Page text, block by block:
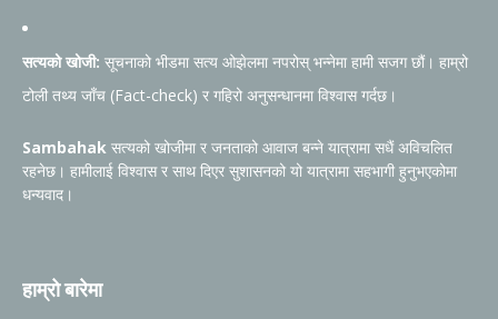
सत्यको खोजी: सूचनाको भीडमा सत्य ओझेलमा नपरोस् भन्नेमा हामी सजग छौं। हाम्रो
टोली तथ्य जाँच (Fact-check) र गहिरो अनुसन्धानमा विश्वास गर्दछ।
Sambahak सत्यको खोजीमा र जनताको आवाज बन्ने यात्रामा सधैं अविचलित
रहनेछ। हामीलाई विश्वास र साथ दिएर सुशासनको यो यात्रामा सहभागी हुनुभएकोमा
धन्यवाद।
हाम्रो बारेमा